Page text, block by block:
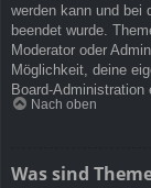
werden kann und bei
beendet wurde.
Moderator oder
Möglichkeit, deine
Board-Administration
Nach oben
Was sind